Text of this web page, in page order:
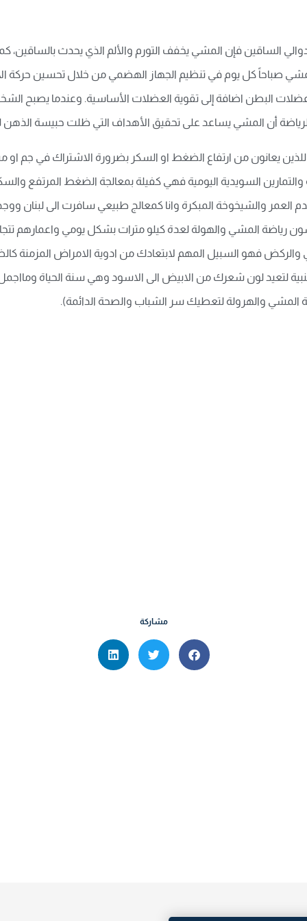
الساقين فإن المشي يخفف التورم والألم الذي يحدث بالساقين،
المشي صباحاً كل يوم في تنظيم الجهاز الهضمي من خلال تحسين
عضلات البطن اضافة إلى تقوية العضلات الأساسية. وعندما يصبح
الرياضة أن المشي يساعد على تحقيق الأهداف التي ظلت حبيسة الذهن
يعانون من ارتفاع الضغط او السكر بضرورة الاشتراك في جم او
السويدية اليومية فهي كفيلة بمعالجة الضغط المرتفع
العمر والشيخوخة المبكرة وانا كمعالج طبيعي سافرت الى لبنان
والركض فهو السبيل المهم لابتعادك من ادوية الامراض
لتعيد لون شعرك من الابيض الى الاسود وهي سنة الحياة ومااجمل
المشي والهرولة لتعطيك سر الشباب والصحة الدائمة).
مشاركة